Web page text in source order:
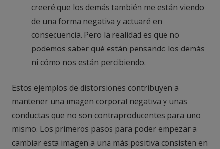
creeré que los demás también me están viendo
de una forma negativa y actuaré en
consecuencia. Pero la realidad es que no
podemos saber qué están pensando los demás
ni cómo nos están percibiendo.
Estos ejemplos de distorsiones contribuyen a
mantener una imagen corporal negativa y unas
conductas que no son contraproducentes para uno
mismo. Los primeros pasos para poder empezar a
cambiar esta imagen a una más positiva consisten en